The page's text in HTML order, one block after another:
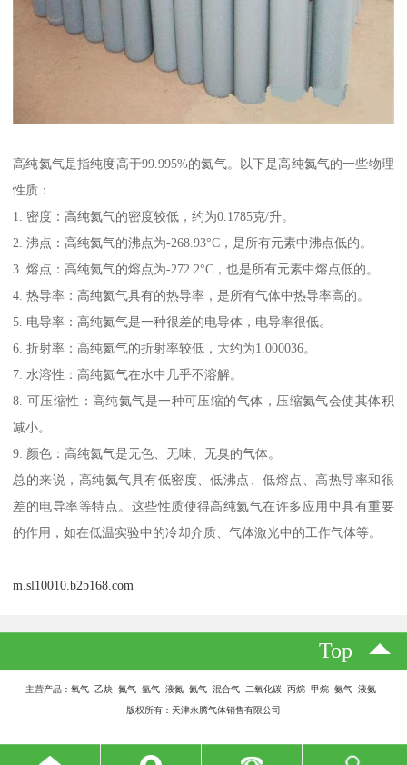
高纯氦气是指纯度高于99.995%的氦气。以下是高纯氦气的一些物理
性质：
1. 密度：高纯氦气的密度较低，约为0.1785克/升。
2. 沸点：高纯氦气的沸点为-268.93°C，是所有元素中沸点低的。
3. 熔点：高纯氦气的熔点为-272.2°C，也是所有元素中熔点低的。
4. 热导率：高纯氦气具有的热导率，是所有气体中热导率高的。
5. 电导率：高纯氦气是一种很差的电导体，电导率很低。
6. 折射率：高纯氦气的折射率较低，大约为1.000036。
7. 水溶性：高纯氦气在水中几乎不溶解。
8. 可压缩性：高纯氦气是一种可压缩的气体，压缩氦气会使其体积
减小。
9. 颜色：高纯氦气是无色、无味、无臭的气体。
总的来说，高纯氦气具有低密度、低沸点、低熔点、高热导率和很
差的电导率等特点。这些性质使得高纯氦气在许多应用中具有重要
的作用，如在低温实验中的冷却介质、气体激光中的工作气体等。
m.sl10010.b2b168.com
Top
主营产品：氧气 乙炔 氮气 氩气 液氮 氦气 混合气 二氧化碳 丙烷 甲烷 氨气 液氨
版权所有：天津永腾气体销售有限公司